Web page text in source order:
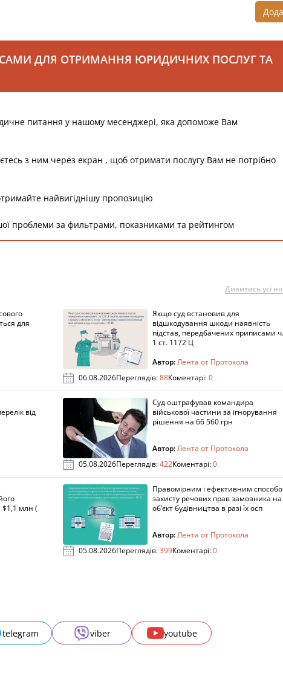
ДЛЯ ОТРИМАННЯ ЮРИДИЧНИХ ПОСЛУГ ТА
питання у нашому месенджері, яка допоможе Вам
з ним через екран , щоб отримати послугу Вам не потрібно
найвигіднішу пропозицію
проблеми за фильтрами, показниками та рейтингом
Дивитись усі
для
Якщо суд встановив для
відшкодування шкоди наявність
підстав, передбачених приписами ч.
1 ст. 1172 Ц
Автор:Лента от Протокола
06.08.2026Переглядів:88Коментарі:0
від
Суд оштрафував командира
військової частини за ігнорування
рішення на 66 560 грн
Автор:Лента от Протокола
05.08.2026Переглядів:422Коментарі:0
$1,1 млн (
Правомірним і ефективним
захисту речових прав замовника на
об’єкт будівництва в разі їх осп
Автор:Лента от Протокола
05.08.2026Переглядів:399Коментарі:0
telegram viber youtube